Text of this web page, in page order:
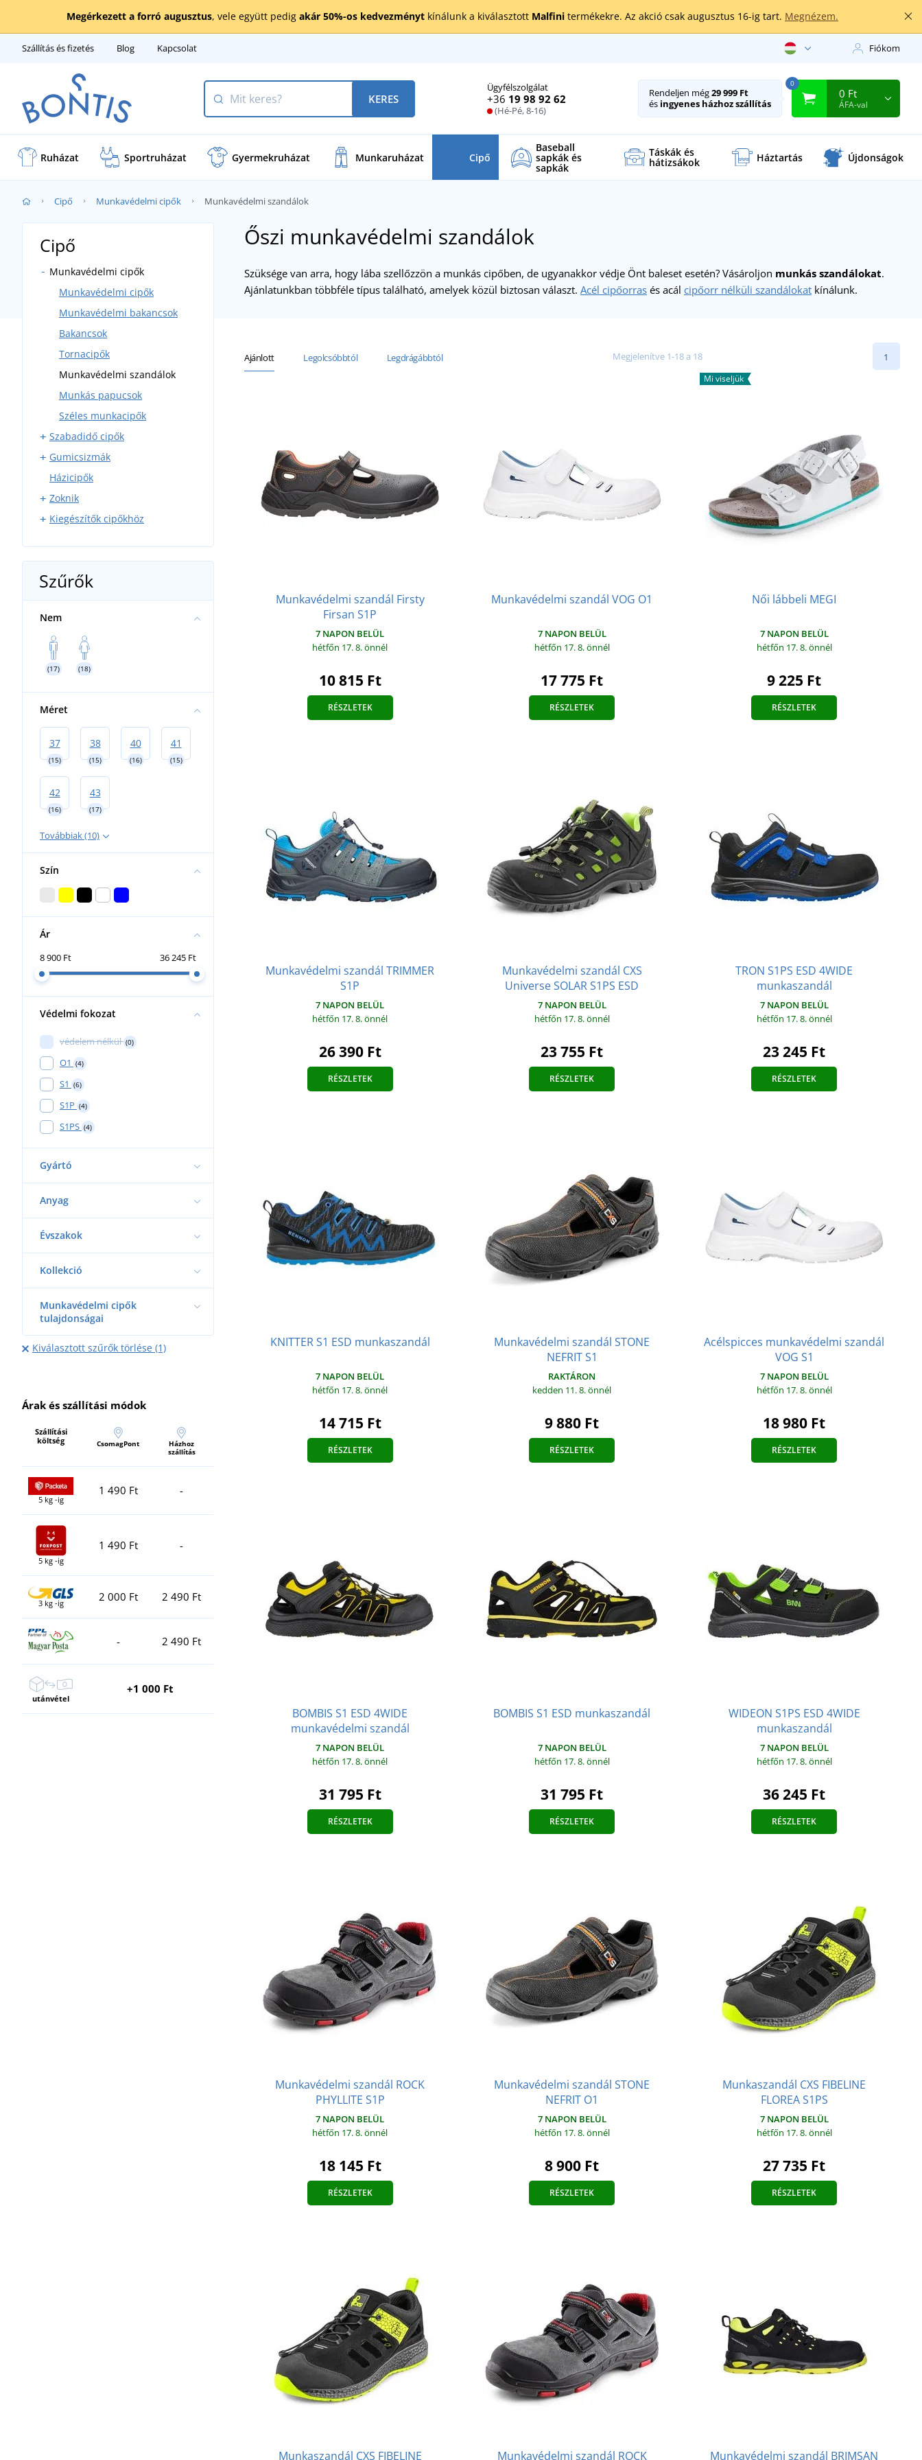
Megérkezett a forró augusztus, vele együtt pedig akár 50%-os kedvezményt kínálunk a kiválasztott Malfini termékekre. Az akció csak augusztus 16-ig tart. Megnézem.
Szállítás és fizetés Blog Kapcsolat Fiókom
Ügyfélszolgálat
+36 19 98 92 62
(Hé-Pé, 8-16)
KERES Rendeljen még29 999 Ft
és ingyenes házhoz szállítás
0
0 Ft
ÁFA-val
Ruházat Sportruházat Gyermekruházat Munkaruházat Cipő
Baseball
sapkák és
sapkák
Táskák és
hátizsákok Háztartás Újdonságok
Cipő Munkavédelmi cipők Munkavédelmi szandálok
Őszi munkavédelmi szandálok
Szüksége van arra, hogy lába szellőzzön a munkás cipőben, de ugyanakkor védje Önt baleset esetén? Vásároljon munkás szandálokat.
Ajánlatunkban többféle típus található, amelyek közül biztosan választ. Acél cipőorras és acál cipőorr nélküli szandálokat kínálunk.
Cipő
Munkavédelmi cipők
Munkavédelmi cipők
Munkavédelmi bakancsok
Bakancsok
Tornacipők
Munkavédelmi szandálok
Munkás papucsok
Széles munkacipők
Szabadidő cipők
Túracipők
Softshell cipők
Szabadidő cipők
Szandálok
Barefoot
Gumicsizmák
Horgászcsizmák
Házicipők
Zoknik
Klasszikus zoknik
Kiegészítők cipőkhöz
Talpbetétek
Cipőápolás
Szűrők
Nem
(17) (18)
Méret
37
(15)
38
(15)
40
(16)
41
(15)
42
(16)
43
(17)
Továbbiak (10)
Szín
Ár
8 900 Ft 36 245 Ft
Védelmi fokozat
védelem nélkül (0)
O1 (4)
S1 (6)
S1P (4)
S1PS (4)
Gyártó
Anyag
Évszakok
Kollekció
Munkavédelmi cipők
tulajdonságai
Kiválasztott szűrők törlése (1)
Árak és szállítási módok
Szállítási
költség
CsomagPont
Házhoz
szállítás
5 kg -ig
1 490 Ft -
5 kg -ig
1 490 Ft -
3 kg -ig 2 000 Ft 2 490 Ft
- 2 490 Ft
utánvétel
+1 000 Ft
Ajánlott Legolcsóbbtól Legdrágábbtól Megjelenítve 1-18 a 18 1
Munkavédelmi szandál Firsty
Firsan S1P
7 NAPON BELÜL
hétfőn 17. 8.önnél
10 815 Ft
RÉSZLETEK
Munkavédelmi szandál VOG O1
7 NAPON BELÜL
hétfőn 17. 8.önnél
17 775 Ft
RÉSZLETEK
Mi viseljük
Női lábbeli MEGI
7 NAPON BELÜL
hétfőn 17. 8.önnél
9 225 Ft
RÉSZLETEK
Munkavédelmi szandál TRIMMER
S1P
7 NAPON BELÜL
hétfőn 17. 8.önnél
26 390 Ft
RÉSZLETEK
Munkavédelmi szandál CXS
Universe SOLAR S1PS ESD
7 NAPON BELÜL
hétfőn 17. 8.önnél
23 755 Ft
RÉSZLETEK
TRON S1PS ESD 4WIDE
munkaszandál
7 NAPON BELÜL
hétfőn 17. 8.önnél
23 245 Ft
RÉSZLETEK
KNITTER S1 ESD munkaszandál
7 NAPON BELÜL
hétfőn 17. 8.önnél
14 715 Ft
RÉSZLETEK
Munkavédelmi szandál STONE
NEFRIT S1
RAKTÁRON
kedden 11. 8.önnél
9 880 Ft
RÉSZLETEK
Acélspicces munkavédelmi szandál
VOG S1
7 NAPON BELÜL
hétfőn 17. 8.önnél
18 980 Ft
RÉSZLETEK
BOMBIS S1 ESD 4WIDE
munkavédelmi szandál
7 NAPON BELÜL
hétfőn 17. 8.önnél
31 795 Ft
RÉSZLETEK
BOMBIS S1 ESD munkaszandál
7 NAPON BELÜL
hétfőn 17. 8.önnél
31 795 Ft
RÉSZLETEK
WIDEON S1PS ESD 4WIDE
munkaszandál
7 NAPON BELÜL
hétfőn 17. 8.önnél
36 245 Ft
RÉSZLETEK
Munkavédelmi szandál ROCK
PHYLLITE S1P
7 NAPON BELÜL
hétfőn 17. 8.önnél
18 145 Ft
RÉSZLETEK
Munkavédelmi szandál STONE
NEFRIT O1
7 NAPON BELÜL
hétfőn 17. 8.önnél
8 900 Ft
RÉSZLETEK
Munkaszandál CXS FIBELINE
FLOREA S1PS
7 NAPON BELÜL
hétfőn 17. 8.önnél
27 735 Ft
RÉSZLETEK
Munkaszandál CXS FIBELINE Munkavédelmi szandál ROCK Munkavédelmi szandál BRIMSAN